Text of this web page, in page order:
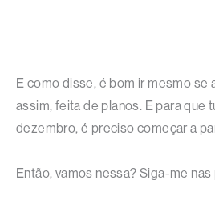
E como disse, é bom ir mesmo se
assim, feita de planos. E para que
dezembro, é preciso começar a
Então, vamos nessa? Siga-me